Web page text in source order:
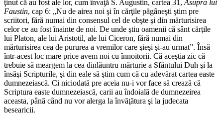
ţinut că au fost ale lor, cum învaţă S. Augustin, cartea 31, Asupra lui
Faustin, cap 6: „Nu de airea noi şi în cărţile păgâneşti ştim pre
scriitori, fără numai din consensul cel de obşte şi din mărturisirea
celor ce au fost înainte de noi. De unde ştiu oamenii că sânt cărţile
lui Platon, ale lui Aristotil, ale lui Ciceron, fără numai din
mărturisirea cea de pururea a vremilor care şieşi şi-au urmat”. Însă
într-acest loc mare price avem noi cu înnoitorii. Că aceştia zic că
trebuie să meargem la cea dinlăuntru mărturie a Sfântului Duh şi la
însăşi Scripturile, şi din eale să ştim cum că cu adevărat cartea easte
dumnezeiască. Ci niciodată pre aceia nu-i vor face să crează că
Scriptura easte dumnezeiască, carii au îndoială de dumnezeirea
aceasta, până când nu vor alerga la învăţătura şi la judecata
besearicii.